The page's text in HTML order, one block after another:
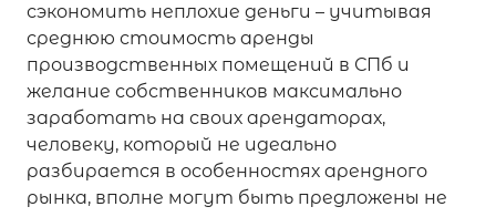
сэкономить неплохие деньги – учитывая
среднюю стоимость аренды
производственных помещений в СПб и
желание собственников максимально
заработать на своих арендаторах,
человеку, который не идеально
разбирается в особенностях арендного
рынка, вполне могут быть предложены не